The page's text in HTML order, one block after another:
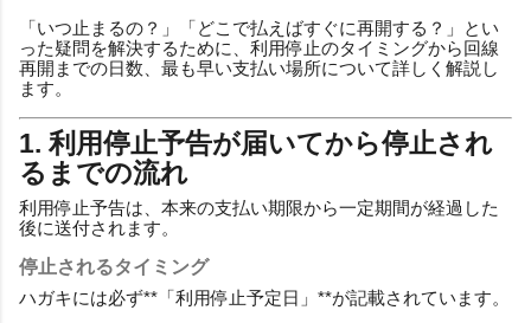
「いつ止まるの？」「どこで払えばすぐに再開する？」とい
った疑問を解決するために、利用停止のタイミングから回線
再開までの日数、最も早い支払い場所について詳しく解説し
ます。
1. 利用停止予告が届いてから停止され
るまでの流れ
利用停止予告は、本来の支払い期限から一定期間が経過した
後に送付されます。
停止されるタイミング
ハガキには必ず**「利用停止予定日」**が記載されています。